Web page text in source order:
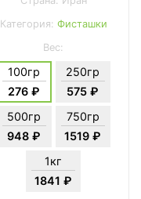
Категория: Фисташки
Вес:
100гр
276 ₽
250гр
575 ₽
500гр
948 ₽
750гр
1519 ₽
1кг
1841 ₽